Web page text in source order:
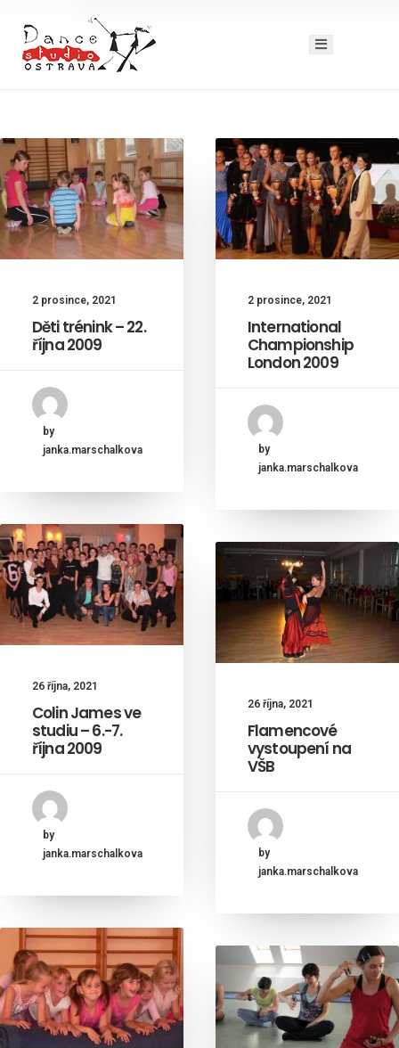
2 prosince, 2021
Děti trénink – 22.
října 2009
by
janka.marschalkova
2 prosince, 2021
International
Championship
London 2009
by
janka.marschalkova
26 října, 2021
Colin James ve
studiu – 6.-7.
října 2009
by
janka.marschalkova
26 října, 2021
Flamencové
vystoupení na
VŠB
by
janka.marschalkova